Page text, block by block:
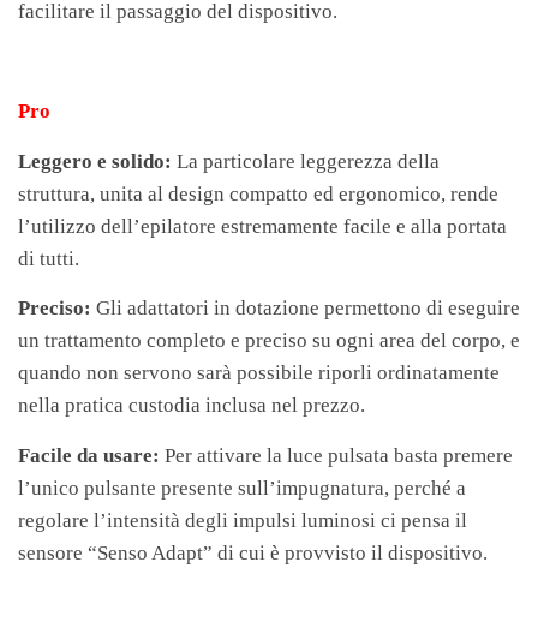
facilitare il passaggio del dispositivo.
Pro
Leggero e solido: La particolare leggerezza della
struttura, unita al design compatto ed ergonomico, rende
l’utilizzo dell’epilatore estremamente facile e alla portata
di tutti.
Preciso: Gli adattatori in dotazione permettono di eseguire
un trattamento completo e preciso su ogni area del corpo, e
quando non servono sarà possibile riporli ordinatamente
nella pratica custodia inclusa nel prezzo.
Facile da usare: Per attivare la luce pulsata basta premere
l’unico pulsante presente sull’impugnatura, perché a
regolare l’intensità degli impulsi luminosi ci pensa il
sensore “Senso Adapt” di cui è provvisto il dispositivo.